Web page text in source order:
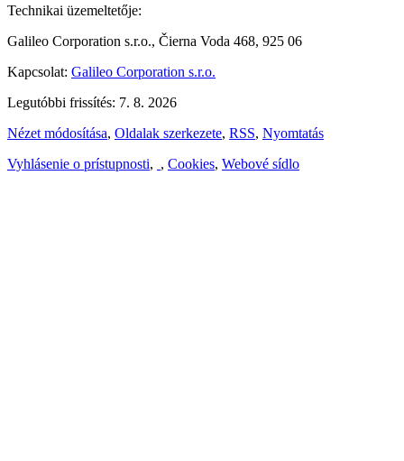
Technikai üzemeltetője:
Galileo Corporation s.r.o., Čierna Voda 468, 925 06
Kapcsolat: Galileo Corporation s.r.o.
Legutóbbi frissítés: 7. 8. 2026
Nézet módosítása, Oldalak szerkezete, RSS, Nyomtatás
Vyhlásenie o prístupnosti, , Cookies, Webové sídlo